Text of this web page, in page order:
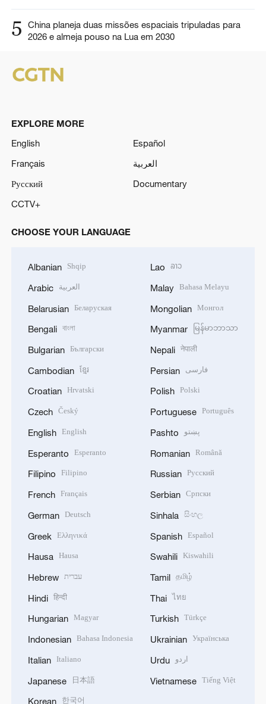
5
China planeja duas missões espaciais tripuladas para
2026 e almeja pouso na Lua em 2030
EXPLORE MORE
English
Español
Français
العربية
Русский
Documentary
CCTV+
CHOOSE YOUR LANGUAGE
Albanian Shqip
Arabic العربية
Belarusian Беларуская
Bengali বাংলা
Bulgarian Български
Cambodian ខ្មែរ
Croatian Hrvatski
Czech Český
English English
Esperanto Esperanto
Filipino Filipino
French Français
German Deutsch
Greek Ελληνικά
Hausa Hausa
Hebrew עברית
Hindi हिन्दी
Hungarian Magyar
Indonesian Bahasa Indonesia
Italian Italiano
Japanese 日本語
Korean 한국어
Lao ລາວ
Malay Bahasa Melayu
Mongolian Монгол
Myanmar မြန်မာဘာသာ
Nepali नेपाली
Persian فارسی
Polish Polski
Portuguese Português
Pashto پښتو
Romanian Română
Russian Русский
Serbian Српски
Sinhala සිංහල
Spanish Español
Swahili Kiswahili
Tamil தமிழ்
Thai ไทย
Turkish Türkçe
Ukrainian Українська
Urdu اردو
Vietnamese Tiếng Việt